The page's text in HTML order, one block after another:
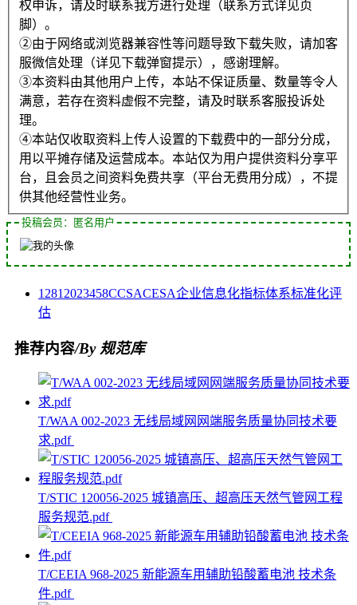
权申诉，请及时联系我方进行处理（联系方式详见页
脚）。
②由于网络或浏览器兼容性等问题导致下载失败，请加客
服微信处理（详见下载弹窗提示），感谢理解。
③本资料由其他用户上传，本站不保证质量、数量等令人
满意，若存在资料虚假不完整，请及时联系客服投诉处
理。
④本站仅收取资料上传人设置的下载费中的一部分分成，
用以平摊存储及运营成本。本站仅为用户提供资料分享平
台，且会员之间资料免费共享（平台无费用分成），不提
供其他经营性业务。
投稿会员：匿名用户
1281 2023458CCSACESA企业信息化指标体系标准化评
估
推荐内容/By 规范库
T/WAA 002-2023 无线局域网网端服务质量协同技术要
求.pdf
T/STIC 120056-2025 城镇高压、超高压天然气管网工程
服务规范.pdf
T/CEEIA 968-2025 新能源车用辅助铅酸蓄电池 技术条
件.pdf